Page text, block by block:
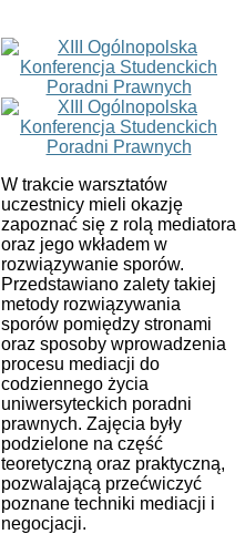
W trakcie warsztatów
uczestnicy mieli okazję
zapoznać się z rolą mediatora
oraz jego wkładem w
rozwiązywanie sporów.
Przedstawiano zalety takiej
metody rozwiązywania
sporów pomiędzy stronami
oraz sposoby wprowadzenia
procesu mediacji do
codziennego życia
uniwersyteckich poradni
prawnych. Zajęcia były
podzielone na część
teoretyczną oraz praktyczną,
pozwalającą przećwiczyć
poznane techniki mediacji i
negocjacji.